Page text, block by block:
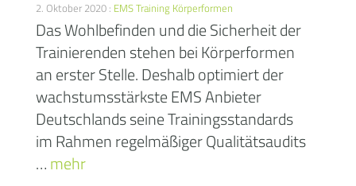
2. Oktober 2020 : EMS Training Körperformen
Das Wohlbefinden und die Sicherheit der
Trainierenden stehen bei Körperformen
an erster Stelle. Deshalb optimiert der
wachstumsstärkste EMS Anbieter
Deutschlands seine Trainingsstandards
im Rahmen regelmäßiger Qualitätsaudits
…mehr